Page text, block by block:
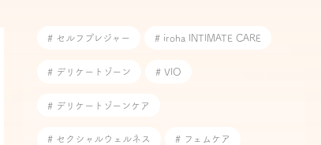
# セルフプレジャー # iroha INTIMATE CARE
# デリケートゾーン # VIO
# デリケートゾーンケア
# セクシャルウェルネス # フェムケア